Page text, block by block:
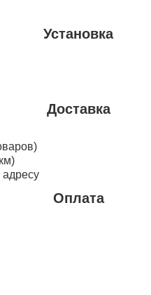
Установка
Доставка
адресу
Оплата